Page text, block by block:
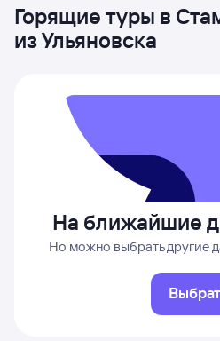
Горящие туры в
из Ульяновска
На ближайшие
Но можно выбрать другие